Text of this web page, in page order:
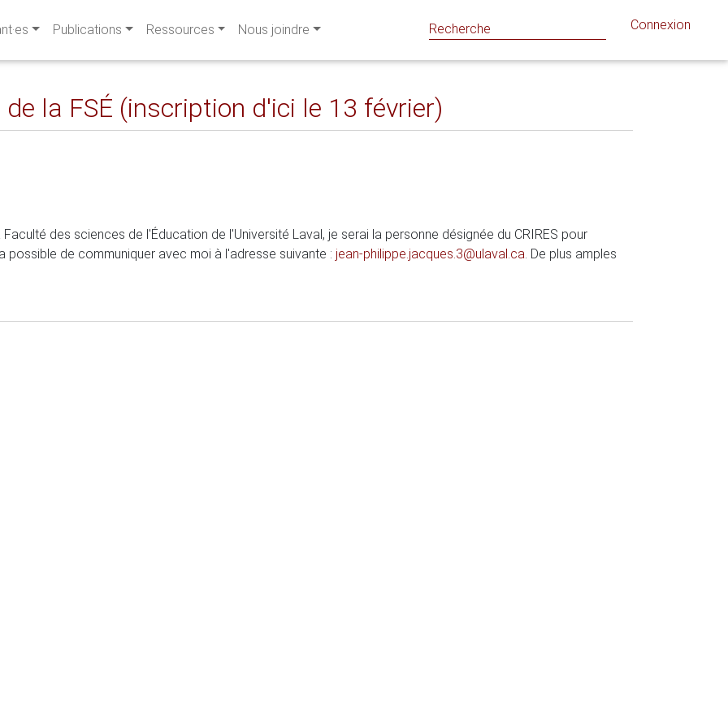
Publications Ressources Nous joindre Connexion
la FSÉ (inscription d'ici le 13 février)
des sciences de l'Éducation de l'Université Laval, je serai la personne désignée du CRIRES pour
de communiquer avec moi à l'adresse suivante : jean-philippe.jacques.3@ulaval.ca. De plus amples